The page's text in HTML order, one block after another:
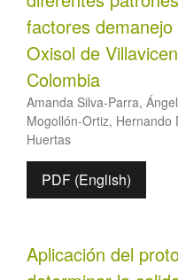
factores
Oxisol de
Colombia
Amanda Silva-Parra,
Mogollón-Ortiz, Hernando
Huertas
PDF (English)
Aplicación del